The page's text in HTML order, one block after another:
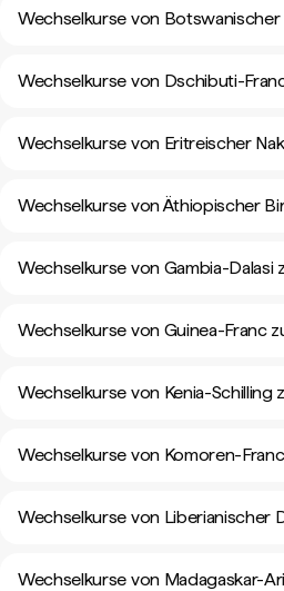
Wechselkurse von Botswanischer
Wechselkurse von Dschibuti-
Wechselkurse von Eritreischer
Wechselkurse von Äthiopischer
Wechselkurse von Gambia-Dalasi
Wechselkurse von Guinea-Franc
Wechselkurse von Kenia-Schilling
Wechselkurse von Komoren-
Wechselkurse von Liberianischer
Wechselkurse von Madagaskar-